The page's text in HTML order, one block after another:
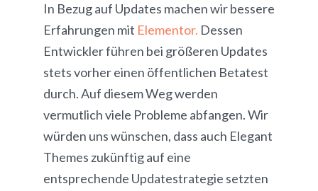
In Bezug auf Updates machen wir bessere
Erfahrungen mit Elementor. Dessen
Entwickler führen bei größeren Updates
stets vorher einen öffentlichen Betatest
durch. Auf diesem Weg werden
vermutlich viele Probleme abfangen. Wir
würden uns wünschen, dass auch Elegant
Themes zukünftig auf eine
entsprechende Updatestrategie setzten